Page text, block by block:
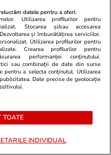
11:39
prețurilor la
putea împinge iPhone
absolut de preț
datele pentru a oferi:
Utilizarea profilurilor pentru
Stocarea și/sau accesarea
și îmbunătățirea serviciilor.
Utilizarea profilurilor pentru
Crearea profilurilor pentru
performanței conținutului.
sau combinații de date din surse
a selecta conținutul. Utilizarea
Date precise de geolocație
TOATE
INDIVIDUAL